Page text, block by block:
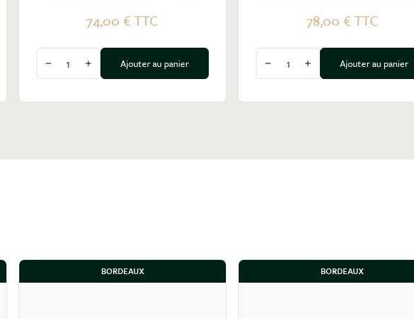
74,00 €TTC
Diminuer la quantité
Augmenter la quantité
Ajouter au panier
78,00 €TTC
Diminuer la quantité
Augmenter la quantité
Ajouter au panier
BORDEAUX BORDEAUX